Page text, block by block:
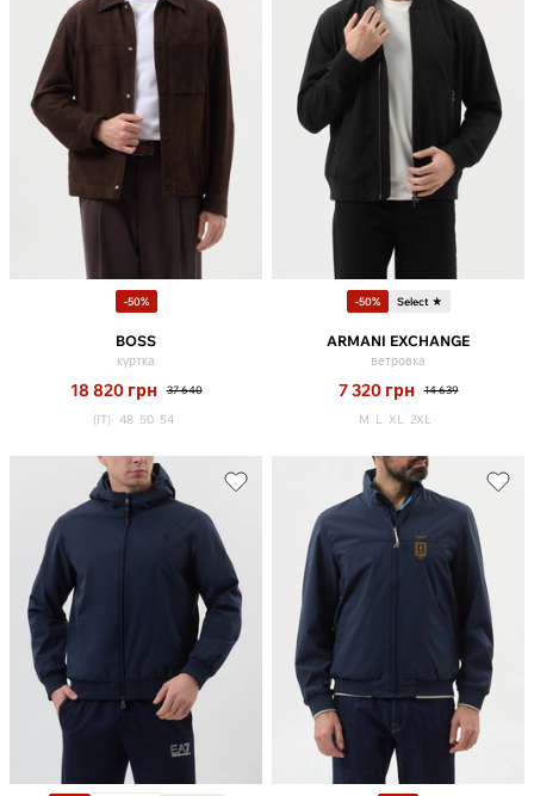
-50%
BOSS
куртка
18 820 грн 37 640
(IT) 48 50 54
-50% Select ★
ARMANI EXCHANGE
ветровка
7 320 грн 14 639
M L XL 2XL